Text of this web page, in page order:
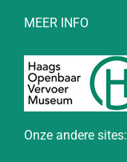
MEER INFO
Onze andere sites: